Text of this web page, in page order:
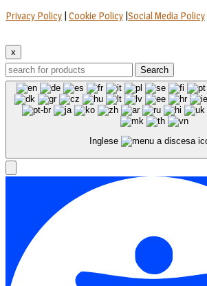
Privacy Policy | Cookie Policy |Social Media Policy
x
Search
Inglese